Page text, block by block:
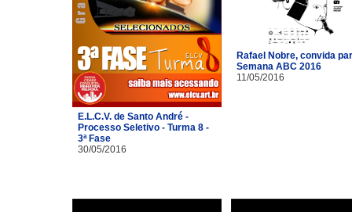
E.L.C.V. de Santo André -
Processo Seletivo - Turma 8 -
3ª Fase
30/05/2016
Rafael Nobre, convida
Semana ABC 2016
11/05/2016